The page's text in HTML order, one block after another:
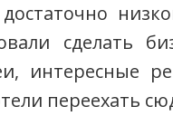
сделать
интересные
переехать